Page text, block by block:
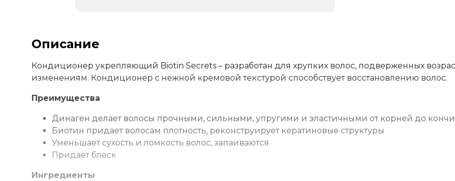
Описание
Кондиционер укрепляющий Biotin Secrets – разработан для хрупких волос, подверженных
изменениям. Кондиционер с нежной кремовой текстурой способствует восстановлению волос.
Преимущества
Динаген делает волосы прочными, сильными, упругими и эластичными от корней до
Биотин придает волосам плотность, реконструирует кератиновые структуры
Уменьшает сухость и ломкость волос, запаиваются
Придает блеск
Ингредиенты